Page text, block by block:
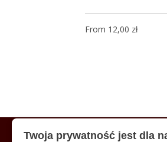
From 12,00 zł
Twoja prywatność jest dla